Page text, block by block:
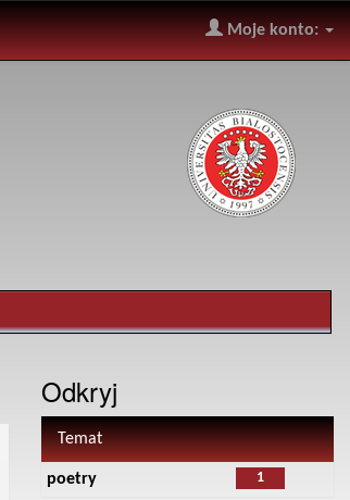
Moje konto:
Odkryj
Temat
1
poetry